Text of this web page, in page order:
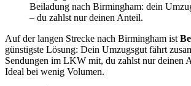
Beiladung nach Birmingham: dein
– du zahlst nur deinen Anteil.
Auf der langen Strecke nach Birmingham ist
günstigste Lösung: Dein Umzugsgut fährt
Sendungen im LKW mit, du zahlst nur deinen
Ideal bei wenig Volumen.